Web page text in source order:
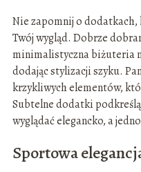
Nie zapomnij o
Twój wygląd. Dobrze
minimalistyczna biżuteria
dodając stylizacji szyku.
krzykliwych elementów,
Subtelne dodatki
wyglądać elegancko, a
Sportowa